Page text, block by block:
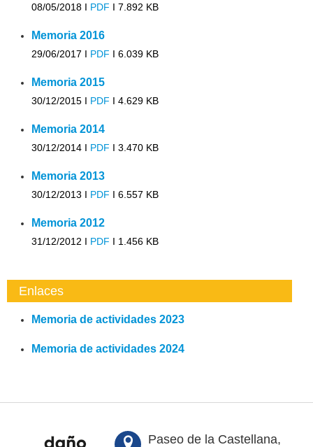
08/05/2018 I PDF I 7.892 KB
Memoria 2016
29/06/2017 I PDF I 6.039 KB
Memoria 2015
30/12/2015 I PDF I 4.629 KB
Memoria 2014
30/12/2014 I PDF I 3.470 KB
Memoria 2013
30/12/2013 I PDF I 6.557 KB
Memoria 2012
31/12/2012 I PDF I 1.456 KB
Enlaces
Memoria de actividades 2023
Memoria de actividades 2024
Paseo de la Castellana,